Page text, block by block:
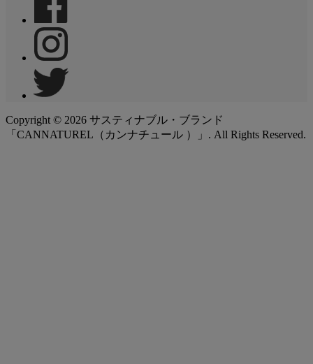
Copyright © 2026 サスティナブル・ブランド
「CANNATUREL（カンナチュール ）」. All Rights Reserved.